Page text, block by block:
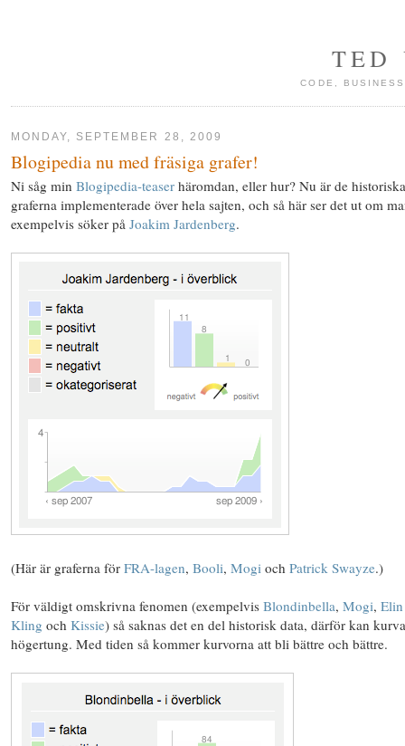
TED
CODE,
MONDAY, SEPTEMBER 28, 2009
Blogipedia nu med fräsiga grafer!
Ni såg min Blogipedia-teaser häromdan, eller hur? Nu är de historiska
graferna implementerade över hela sajten, och så här ser det ut om
exempelvis söker på Joakim Jardenberg.
(Här är graferna för FRA-lagen, Booli, Mogi och Patrick Swayze.)
För väldigt omskrivna fenomen (exempelvis Blondinbella, Mogi, Elin
Kling och Kissie) så saknas det en del historisk data, därför kan
högertung. Med tiden så kommer kurvorna att bli bättre och bättre.